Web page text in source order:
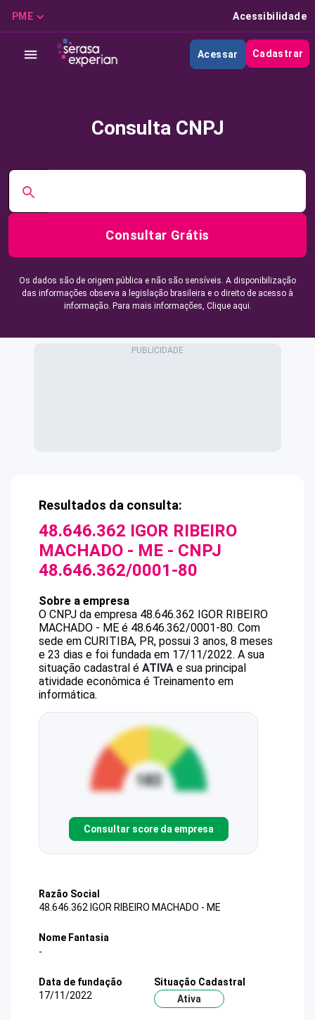
PME Acessibilidade
Acessar Cadastrar
Consulta CNPJ
Consultar Grátis
Os dados são de origem pública e não são sensíveis. A disponibilização
das informações observa a legislação brasileira e o direito de acesso à
informação. Para mais informações, Clique aqui.
Resultados da consulta:
48.646.362 IGOR RIBEIRO
MACHADO - ME - CNPJ
48.646.362/0001-80
Sobre a empresa
O CNPJ da empresa 48.646.362 IGOR RIBEIRO
MACHADO - ME é 48.646.362/0001-80. Com
sede em CURITIBA, PR, possui 3 anos, 8 meses
e 23 dias e foi fundada em 17/11/2022. A sua
situação cadastral é ATIVA e sua principal
atividade econômica é Treinamento em
informática.
Consultar score da empresa
Razão Social
48.646.362 IGOR RIBEIRO MACHADO - ME
Nome Fantasia
-
Data de fundação
17/11/2022
Situação Cadastral
Ativa